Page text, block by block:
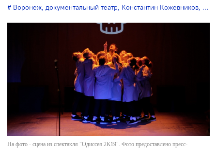
Воронеж, документальный театр, Константин Кожевников,
На фото - сцена из спектакля "Одиссея 2К19". Фото предоставлено пресс-